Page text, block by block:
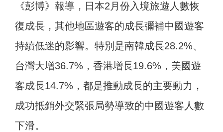
《彭博》報導，日本2月份入境旅遊人數恢
復成長，其他地區遊客的成長彌補中國遊客
持續低迷的影響。特別是南韓成長28.2%、
台灣大增36.7%，香港增長19.6%，美國遊
客成長14.7%，都是推動成長的主要動力，
成功抵銷外交緊張局勢導致的中國遊客人數
下滑。